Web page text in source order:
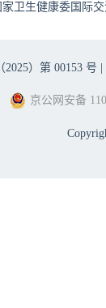
家卫生健康委国际
）第 00153 号 |
京公网安备